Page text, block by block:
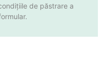
de păstrare a